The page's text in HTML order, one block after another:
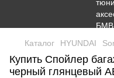
Каталог HYUNDAI
Купить Спойлер
черный глянцевый